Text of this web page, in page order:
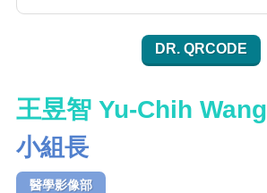
DR. QRCODE
王昱智 Yu-Chih Wang
小組長
醫學影像部